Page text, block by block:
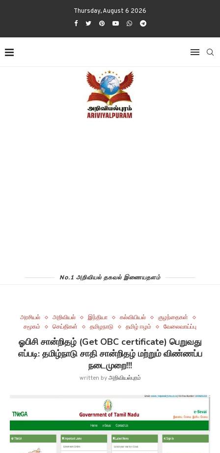
Thursday, August 6 2026
No.1 அறிவியல் தகவல் இணையதளம்
அரசியல் அறிவியல் இந்தியா கல்வியியல்
குழந்தைகள்
சமூகம்
செய்திகள் தமிழநாடு தமிழ் ஈழம் வேலைவாய்ப்பு
ஓபிசி சான்றிதழ் (Get OBC certificate) பெறுவது
எப்படி: தமிழ்நாடு சாதி சான்றிதழ் மற்றும் விண்ணப்ப
நடைமுறை!!!
written byஅறிவியல்புரம்